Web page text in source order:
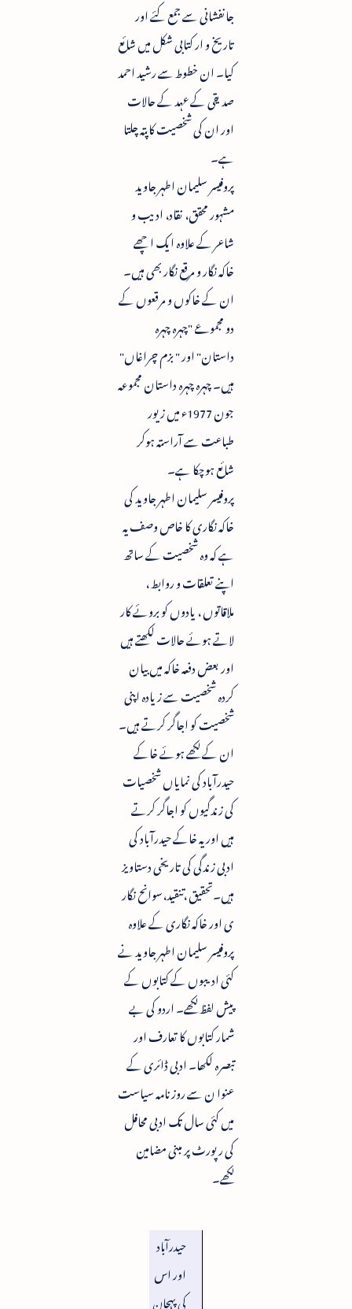
جانفشانی سے جمع کئے اور
تاریخ و ار کتابی شکل میں شائع
کیا۔ ان خطوط سے رشید احمد
صدیقی کے عہد کے حالات
اور ان کی شخصیت کا پتہ چلتا
ہے۔
پروفیسر سلیمان اطہر جاوید
مشہور محقق، نقاد، ادیب و
شاعر کے علاوہ ایک اچھے
خاکہ نگار و مرقع نگار بھی ہیں۔
ان کے خاکوں و مرقعوں کے
دو مجموعے "چہرہ چہرہ
داستان" اور " بزم چراغاں"
ہیں۔ چہرہ چہرہ داستان مجموعہ
جون 1977ء میں زیور
طباعت سے آراستہ ہوکر
شائع ہوچکا ہے۔
پروفیسر سلیمان اطہر جاوید کی
خاکہ نگاری کا خاص وصف یہ
ہے کہ وہ شخصیت کے ساتھ
اپنے تعلقات و روابط ،
ملاقاتوں ، یادوں کو بروئے کار
لاتے ہوئے حالات لکھتے ہیں
اور بعض دفعہ خاکہ میں بیان
کردہ شخصیت سے زیادہ اپنی
شخصیت کو اجاگر کرتے ہیں۔
ان کے لکھے ہوئے خاکے
حیدرآباد کی نمایاں شخصیات
کی زندگیوں کو اجاگر کرتے
ہیں اور یہ خاکے حیدرآباد کی
ادبی زندگی کی تاریخی دستاویز
ہیں۔تحقیق ،تنقید،سوانح نگار
ی اور خاکہ نگاری کے علاوہ
پروفیسر سلیمان اطہر جاوید نے
کئی ادیبوں کے کتابوں کے
پیش لفظ لکھے۔ اردو کی بے
شمار کتابوں کا تعارف اور
تبصرہ لکھا۔ ادبی ڈائری کے
عنوا ن سے روزنامہ سیاست
میں کئی سال تک ادبی محافل
کی رپورٹ پر مبنی مضامین
لکھے۔
حیدرآباد
اور اس
کی پہچان